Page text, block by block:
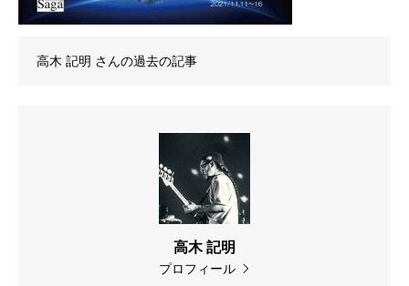
高木 記明 さんの過去の記事
高木 記明
プロフィール